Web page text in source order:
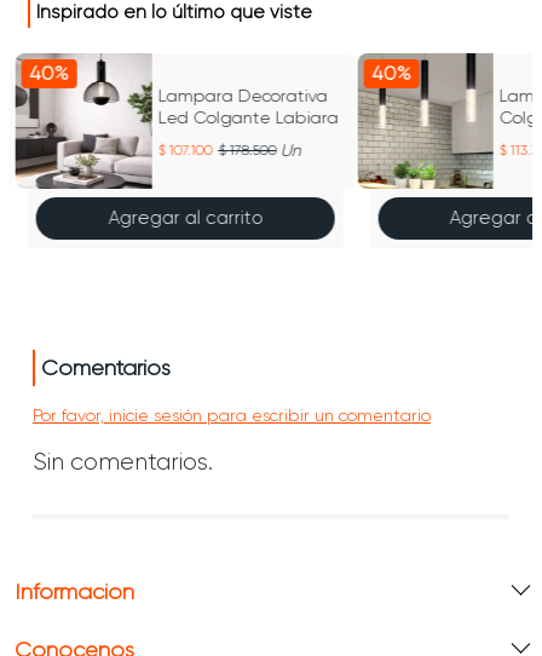
Inspirado en lo último que viste
40%
Lampara Decorativa
Led Colgante Labiara
107.100 178.500 Un
Agregar al carrito
40%
Agregar
Comentarios
Por favor, inicie sesión para escribir un comentario
Sin comentarios.
Información
Conócenos